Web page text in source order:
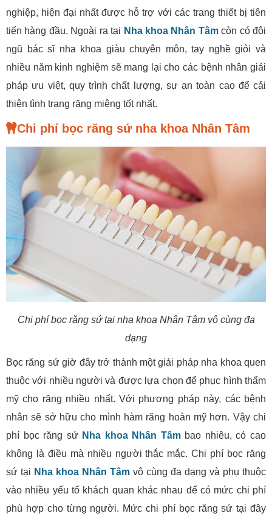
nghiệp, hiện đại nhất được hỗ trợ với các trang thiết bị tiên
tiến hàng đầu. Ngoài ra tại Nha khoa Nhân Tâmcòn có đội
ngũ bác sĩ nha khoa giàu chuyên môn, tay nghề giỏi và
nhiều năm kinh nghiệm sẽ mang lại cho các bệnh nhân giải
pháp ưu việt, quy trình chất lượng, sự an toàn cao để cải
thiện tình trạng răng miệng tốt nhất.
Chi phí bọc răng sứ nha khoa Nhân Tâm
Chi phí bọc răng sứ tại nha khoa Nhân Tâm vô cùng đa
dạng
Bọc răng sứ giờ đây trở thành một giải pháp nha khoa quen
thuộc với nhiều người và được lựa chọn để phục hình thẩm
mỹ cho răng nhiều nhất. Với phương pháp này, các bệnh
nhân sẽ sở hữu cho mình hàm răng hoàn mỹ hơn. Vậy chi
phí bọc răng sứ Nha khoa Nhân Tâmbao nhiêu, có cao
không là điều mà nhiều người thắc mắc. Chi phí bọc răng
sứ tại Nha khoa Nhân Tâm vô cùng đa dạng và phụ thuộc
vào nhiều yếu tố khách quan khác nhau để có mức chi phí
phù hợp cho từng người. Mức chi phí bọc răng sứ tại đây